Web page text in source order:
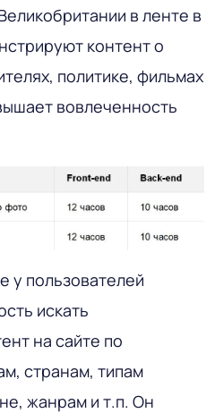
в ленте в
контент о
политике, фильмах
вовлеченность
у пользователей
искать
на сайте по
странам, типам
жанрам и т.п. Он